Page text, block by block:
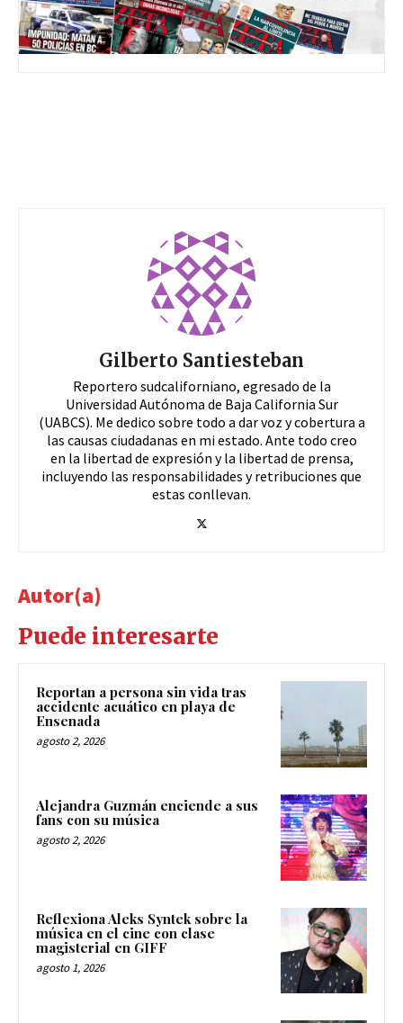
Gilberto Santiesteban
Reportero sudcaliforniano, egresado de la
Universidad Autónoma de Baja California Sur
(UABCS). Me dedico sobre todo a dar voz y cobertura a
las causas ciudadanas en mi estado. Ante todo creo
en la libertad de expresión y la libertad de prensa,
incluyendo las responsabilidades y retribuciones que
estas conllevan.
Autor(a)
Puede interesarte
Reportan a persona sin vida tras
accidente acuático en playa de
Ensenada
agosto 2, 2026
Alejandra Guzmán enciende a sus
fans con su música
agosto 2, 2026
Reflexiona Aleks Syntek sobre la
música en el cine con clase
magisterial en GIFF
agosto 1, 2026